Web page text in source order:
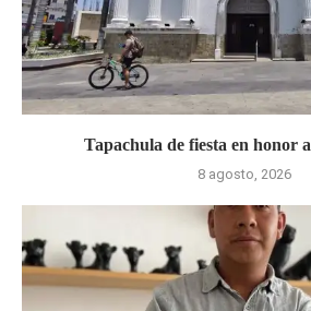
Tapachula de fiesta en honor
8 agosto, 2026